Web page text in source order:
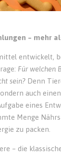
– mehr
entwickelt,
Für welchen
sein?Denn
auch
eines
Menge
zu packen.
– die